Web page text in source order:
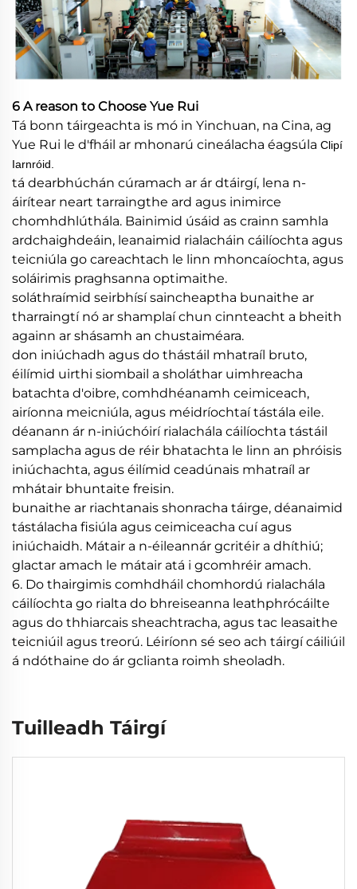
6 A reason to Choose Yue Rui
Tá bonn táirgeachta is mó in Yinchuan, na Cina, ag
Yue Rui le d'fháil ar mhonarú cineálacha éagsúla Clipí
Iarnróid.
tá dearbhúchán cúramach ar ár dtáirgí, lena n-
áirítear neart tarraingthe ard agus inimirce
chomhdhlúthála. Bainimid úsáid as crainn samhla
ardchaighdeáin, leanaimid rialacháin cáilíochta agus
teicniúla go careachtach le linn mhoncaíochta, agus
soláirimis praghsanna optimaithe.
soláthraímid seirbhísí saincheaptha bunaithe ar
tharraingtí nó ar shamplaí chun cinnteacht a bheith
againn ar shásamh an chustaiméara.
don iniúchadh agus do thástáil mhatraíl bruto,
éilímid uirthi siombail a sholáthar uimhreacha
batachta d'oibre, comhdhéanamh ceimiceach,
airíonna meicniúla, agus méidríochtaí tástála eile.
déanann ár n-iniúchóirí rialachála cáilíochta tástáil
samplacha agus de réir bhatachta le linn an phróisis
iniúchachta, agus éilímid ceadúnais mhatraíl ar
mhátair bhuntaite freisin.
bunaithe ar riachtanais shonracha táirge, déanaimid
tástálacha fisiúla agus ceimiceacha cuí agus
iniúchaidh. Mátair a n-éileannár gcritéir a dhíthiú;
glactar amach le mátair atá i gcomhréir amach.
6. Do thairgimis comhdháil chomhordú rialachála
cáilíochta go rialta do bhreiseanna leathphrócáilte
agus do thhiarcais sheachtracha, agus tac leasaithe
teicniúil agus treorú. Léiríonn sé seo ach táirgí cáiliúil
á ndóthaine do ár gclianta roimh sheoladh.
Tuilleadh Táirgí